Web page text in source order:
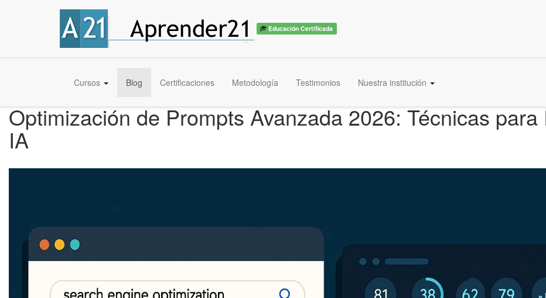
Educación Certificada
Cursos Blog Certificaciones Metodología Testimonios Nuestra institución
Optimización de Prompts Avanzada 2026: Técnicas
IA